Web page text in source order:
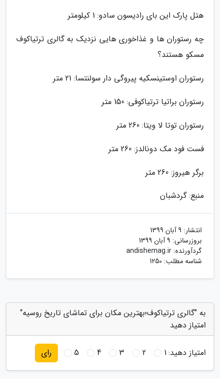
هتل پارک این بای رادیسون سادو: 1 کیلومتر
چه رستوران ها و غذاخوری هایی نزدیک به گالری ترتیاکوف
مسکو هستند؟
رستوران اوستینسکیه پیروگی دار سولنتسا: 21 متر
رستوران براتیا ترتیاکوفی: 150 متر
رستوران توتا لا ویتا: 260 متر
فست فود مک دونالدز: 260 متر
برگر هیروز: 260 متر
منبع: گردشبان
انتشار: 9 آبان 1399
بروزرسانی: 9 آبان 1399
گردآورنده: andishemag.ir
شناسه مطلب: 1250
به "گالری ترتیاکوف؛بهترین مکان برای تماشای تاریخ روسیه"
امتیاز دهید
امتیاز دهید:1
2
3
4
5 رای